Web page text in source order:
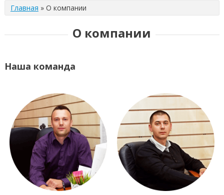
Главная » О компании
О компании
Наша команда